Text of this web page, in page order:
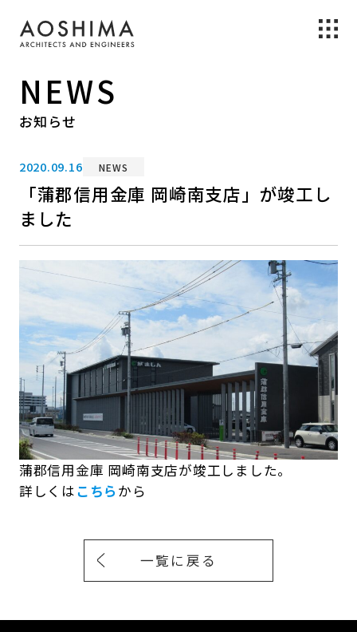
NEWS
お知らせ
2020.09.16 NEWS
「蒲郡信用金庫 岡崎南支店」が竣工し
ました
蒲郡信用金庫 岡崎南支店が竣工しました。
詳しくはこちらから
一覧に戻る